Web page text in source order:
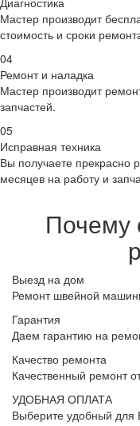
Мастер производит
стоимость и сроки
04
Ремонт и наладка
Мастер производит
запчастей.
05
Исправная техника
Вы получаете прекрасно
месяцев на работу и
Почему
Выезд на дом
Ремонт швейной
Гарантия
Даем гарантию на
Качество ремонта
Качественный ремонт
УДОБНАЯ ОПЛАТА
Выберите удобный для